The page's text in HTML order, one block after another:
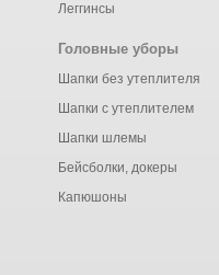
Леггинсы
Головные уборы
Шапки без утеплителя
Шапки с утеплителем
Шапки шлемы
Бейсболки, докеры
Капюшоны